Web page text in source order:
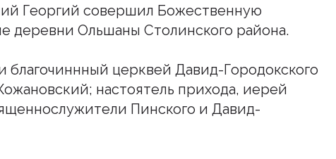
Георгий совершил Божественную
деревни Ольшаны Столинского района.
благочиннный церквей Давид-Городокского
настоятель прихода, иерей
Пинского и Давид-